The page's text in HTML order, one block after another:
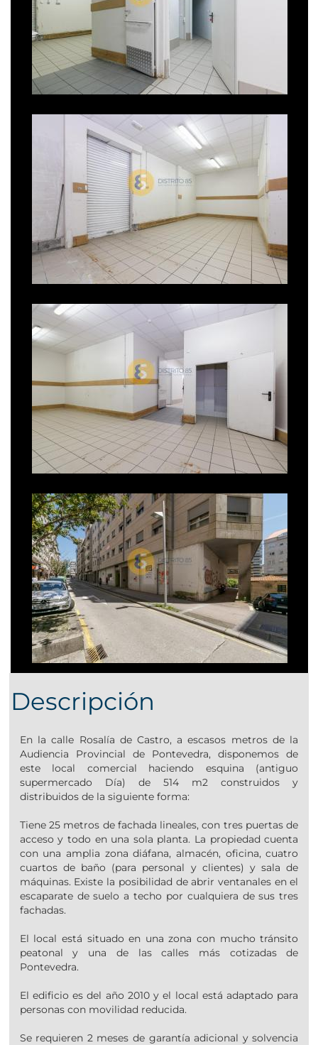
Descripción
En la calle Rosalía de Castro, a escasos metros de la
Audiencia Provincial de Pontevedra, disponemos de
este local comercial haciendo esquina (antiguo
supermercado Día) de 514 m2 construidos y
distribuidos de la siguiente forma:
Tiene 25 metros de fachada lineales, con tres puertas de
acceso y todo en una sola planta. La propiedad cuenta
con una amplia zona diáfana, almacén, oficina, cuatro
cuartos de baño (para personal y clientes) y sala de
máquinas. Existe la posibilidad de abrir ventanales en el
escaparate de suelo a techo por cualquiera de sus tres
fachadas.
El local está situado en una zona con mucho tránsito
peatonal y una de las calles más cotizadas de
Pontevedra.
El edificio es del año 2010 y el local está adaptado para
personas con movilidad reducida.
Se requieren 2 meses de garantía adicional y solvencia